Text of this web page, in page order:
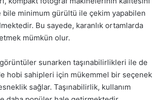
bile minimum gürültü ile çekim yapabilen
Bu sayede, karanlık ortamlarda
mümkün olur.
sunarken taşınabilirlikleri ile de
hobi sahipleri için mükemmel bir seçenek
sağlar. Taşınabilirlik, kullanım